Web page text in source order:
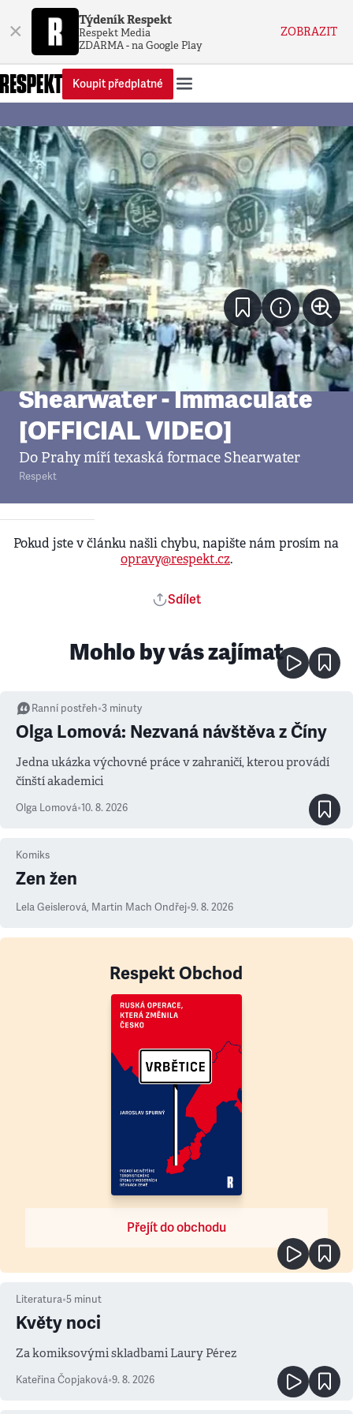
× Týdeník Respekt
Respekt Media
ZDARMA - na Google Play
ZOBRAZIT
Koupit předplatné
Video• 2. 11. 2012
Shearwater - Immaculate
[OFFICIAL VIDEO]
Do Prahy míří texaská formace Shearwater
Respekt
Pokud jste v článku našli chybu, napište nám prosím na
opravy@respekt.cz.
Sdílet
Mohlo by vás zajímat
Ranní postřeh•3 minuty
Olga Lomová: Nezvaná návštěva z Číny
Jedna ukázka výchovné práce v zahraničí, kterou provádí
čínští akademici
Olga Lomová•10. 8. 2026
Komiks
Zen žen
Lela Geislerová, Martin Mach Ondřej•9. 8. 2026
Respekt Obchod
Přejít do obchodu
Literatura•5 minut
Květy noci
Za komiksovými skladbami Laury Pérez
Kateřina Čopjaková•9. 8. 2026